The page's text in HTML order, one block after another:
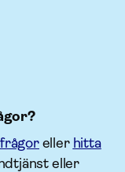
eller hitta
eller